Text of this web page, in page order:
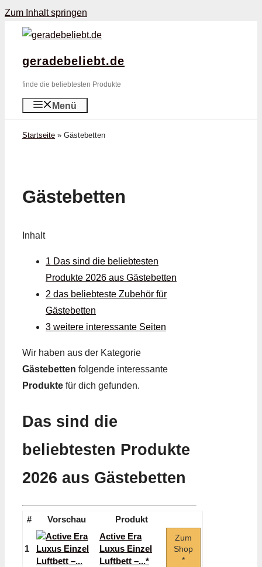
Zum Inhalt springen
geradebeliebt.de
finde die beliebtesten Produkte
Menü
Startseite » Gästebetten
Gästebetten
Inhalt
1 Das sind die beliebtesten
Produkte 2026 aus Gästebetten
2 das beliebteste Zubehör für
Gästebetten
3 weitere interessante Seiten
Wir haben aus der Kategorie
Gästebetten folgende interessante
Produkte für dich gefunden.
Das sind die
beliebtesten Produkte
2026 aus Gästebetten
# Vorschau Produkt
1
Active Era
Luxus Einzel
Luftbett –...*
Zum
Shop
*